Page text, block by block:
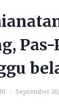
September